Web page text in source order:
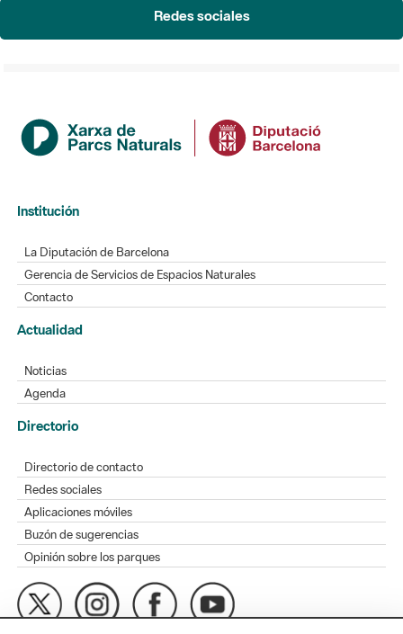
Redes sociales
Institución
La Diputación de Barcelona
Gerencia de Servicios de Espacios Naturales
Contacto
Actualidad
Noticias
Agenda
Directorio
Directorio de contacto
Redes sociales
Aplicaciones móviles
Buzón de sugerencias
Opinión sobre los parques